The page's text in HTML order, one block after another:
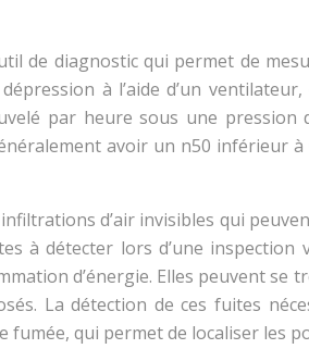
diagnostic qui permet de
à l’aide d’un
par heure sous une
avoir un n50 inférieur
d’air invisibles qui
à détecter lors d’une inspection
d’énergie. Elles peuvent se
La détection de ces fuites
qui permet de localiser les